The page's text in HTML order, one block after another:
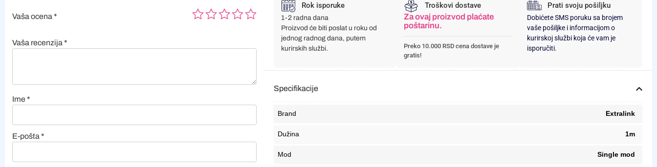
Vaša ocena *
Vaša recenzija *
Ime*
E-pošta *
Rok isporuke
1-2 radna dana
Proizvod će biti poslat u roku od
jednog radnog dana, putem
kurirskih službi.
Troškovi dostave
Za ovaj proizvod plaćate
poštarinu.
Preko 10.000 RSD cena dostave je
gratis!
Prati svoju pošiljku
Dobićete SMS poruku sa brojem
vaše pošiljke i informacijom o
kurirskoj službi koja će vam je
isporučiti.
Specifikacije
Brand Extralink
Dužina 1m
Mod Single mod